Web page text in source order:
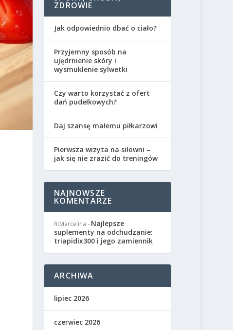
ZDROWIE
Jak odpowiednio dbać o ciało?
Przyjemny sposób na
ujędrnienie skóry i
wysmuklenie sylwetki
Czy warto korzystać z ofert
dań pudełkowych?
Daj szansę małemu piłkarzowi
Pierwsza wizyta na siłowni –
jak się nie zrazić do treningów
NAJNOWSZE
KOMENTARZE
fitMarcelina - Najlepsze
suplementy na odchudzanie:
triapidix300 i jego zamiennik
ARCHIWA
lipiec 2026
czerwiec 2026